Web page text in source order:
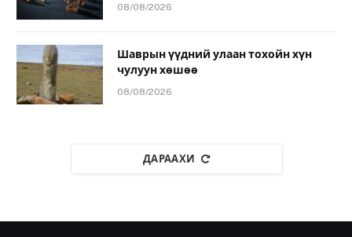
08/08/2026
Шаврын үүдний улаан тохойн хүн
чулуун хөшөө
08/08/2026
ДАРААХИ